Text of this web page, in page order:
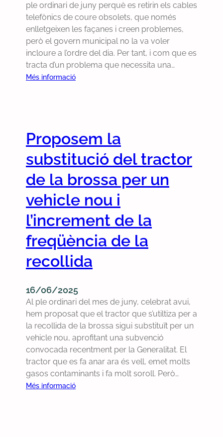
r
é
s
d
e
l
a
r
a
d
n
ú
n
c
a
e
ò
e
l
p
r
o
b
l
e
i
x
a
l
a
G
e
l
t
t
l
a
r
t
i
r
d
a
i
m
m
e
d
a
ple ordinari de juny perquè es retirin els cables
telefònics de coure obsolets, que només
enlletgeixen les façanes i creen problemes,
però el govern municipal no la va voler
incloure a l’ordre del dia. Per tant, i com que es
tracta d’un problema que necessita una…
Més informació:
l
i
c
t
e
m
u
p
e
x
t
r
a
o
r
d
i
n
Proposem la
substitució del tractor
de la brossa per un
vehicle nou i
l’increment de la
freqüència de la
recollida
16/06/2025
Al ple ordinari del mes de juny, celebrat avui,
hem proposat que el tractor que s’utiltiza per a
la recollida de la brossa sigui substituït per un
vehicle nou, aprofitant una subvenció
convocada recentment per la Generalitat. El
tractor que es fa anar ara és vell, emet molts
gasos contaminants i fa molt soroll. Però…
Més informació: